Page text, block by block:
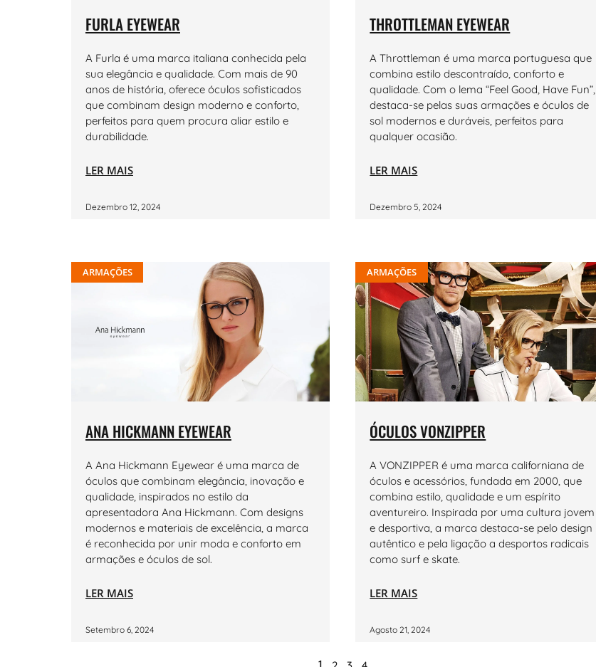
FURLA EYEWEAR
A Furla é uma marca italiana conhecida pela
sua elegância e qualidade. Com mais de 90
anos de história, oferece óculos sofisticados
que combinam design moderno e conforto,
perfeitos para quem procura aliar estilo e
durabilidade.
LER MAIS
Dezembro 12, 2024
THROTTLEMAN EYEWEAR
A Throttleman é uma marca portuguesa que
combina estilo descontraído, conforto e
qualidade. Com o lema “Feel Good, Have Fun”,
destaca-se pelas suas armações e óculos de
sol modernos e duráveis, perfeitos para
qualquer ocasião.
LER MAIS
Dezembro 5, 2024
ARMAÇÕES
ANA HICKMANN EYEWEAR
A Ana Hickmann Eyewear é uma marca de
óculos que combinam elegância, inovação e
qualidade, inspirados no estilo da
apresentadora Ana Hickmann. Com designs
modernos e materiais de excelência, a marca
é reconhecida por unir moda e conforto em
armações e óculos de sol.
LER MAIS
Setembro 6, 2024
ARMAÇÕES
ÓCULOS VONZIPPER
A VONZIPPER é uma marca californiana de
óculos e acessórios, fundada em 2000, que
combina estilo, qualidade e um espírito
aventureiro. Inspirada por uma cultura jovem
e desportiva, a marca destaca-se pelo design
autêntico e pela ligação a desportos radicais
como surf e skate.
LER MAIS
Agosto 21, 2024